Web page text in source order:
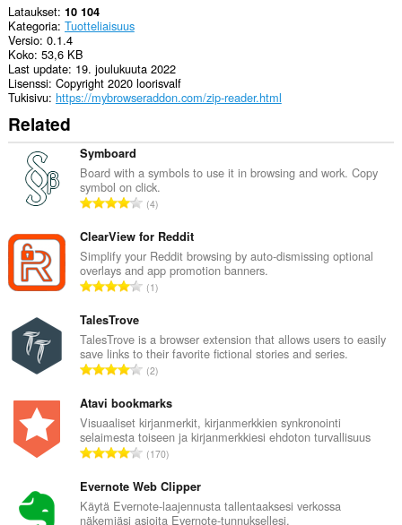
Lataukset 10 104
Kategoria Tuotteliaisuus
Versio 0.1.4
Koko 53,6 KB
Last update 19. joulukuuta 2022
Lisenssi Copyright 2020 loorisvalf
Tukisivu https://mybrowseraddon.com/zip-reader.html
Related
Symboard
Board with a symbols to use it in browsing and work. Copy
symbol on click.
A
v
i
o
i
y
h
e
e
n
s
:
4
ClearView for Reddit
Simplify your Reddit browsing by auto-dismissing optional
overlays and app promotion banners.
A
i
o
i
a
y
h
e
e
n
1
TalesTrove
TalesTrove is a browser extension that allows users to easily
save links to their favorite fictional stories and series.
A
v
i
o
i
a
y
2
Atavi bookmarks
Visuaaliset kirjanmerkit, kirjanmerkkien synkronointi
selaimesta toiseen ja kirjanmerkkiesi ehdoton turvallisuus
A
v
i
170
Evernote Web Clipper
Käytä Evernote-laajennusta tallentaaksesi verkossa
näkemiäsi asioita Evernote-tunnuksellesi.